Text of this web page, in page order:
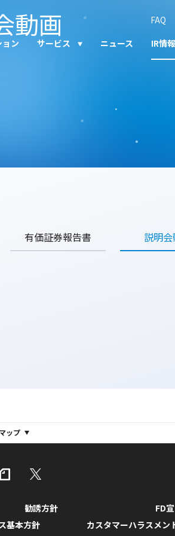
ョン サービス ニュース IR情報
FAQ
動画
有価証券報告書 説明
ップ
勧誘方針 FD
基本方針 カスタマーハラスメン